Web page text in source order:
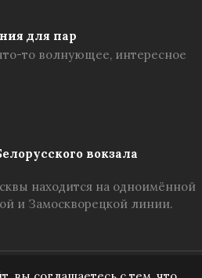
для пар
то волнующее, интересное
вокзала
находится на одноимённой
и Замоскворецкой линии.